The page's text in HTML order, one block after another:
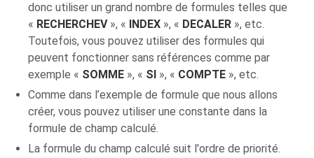
donc utiliser un grand nombre de formules telles que
« RECHERCHEV», « INDEX », « DECALER », etc.
Toutefois, vous pouvez utiliser des formules qui
peuvent fonctionner sans références comme par
exemple « SOMME », « SI », « COMPTE », etc.
Comme dans l’exemple de formule que nous allons
créer, vous pouvez utiliser une constante dans la
formule de champ calculé.
La formule du champ calculé suit l'ordre de priorité.